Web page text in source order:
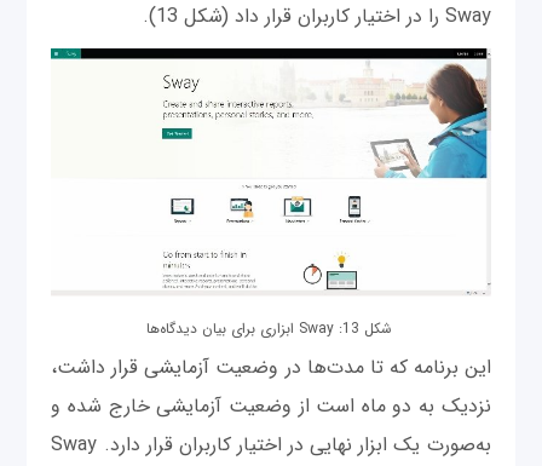
Sway را در اختیار کاربران قرار داد (شکل 13).
شکل 13: Sway ابزاری برای بیان دیدگاه‌ها
این برنامه که تا مدت‌ها در وضعیت آزمایشی قرار داشت،
نزدیک به دو ماه است از وضعیت آزمایشی خارج شده و
به‌صورت یک ابزار نهایی در اختیار کاربران قرار دارد. Sway